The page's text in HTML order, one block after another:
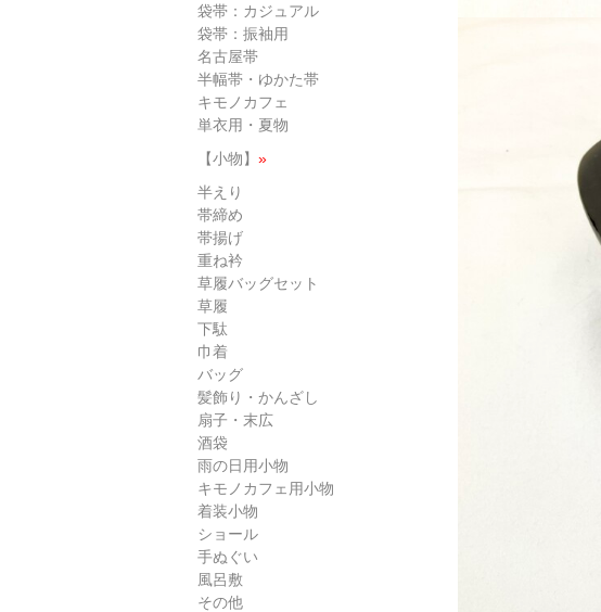
袋帯：カジュアル
袋帯：振袖用
名古屋帯
半幅帯・ゆかた帯
キモノカフェ
単衣用・夏物
【小物】 »
半えり
帯締め
帯揚げ
重ね衿
草履バッグセット
草履
下駄
巾着
バッグ
髪飾り・かんざし
扇子・末広
酒袋
雨の日用小物
キモノカフェ用小物
着装小物
ショール
手ぬぐい
風呂敷
その他